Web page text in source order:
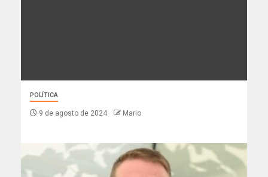
POLÍTICA
9 de agosto de 2024 Mario